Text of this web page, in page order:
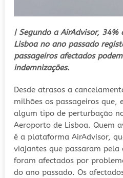
| Segundo a AirAdvisor,
Lisboa no ano passado
passageiros afectados
indemnizações.
Desde atrasos a
milhões os passageiros que,
algum tipo de perturbação
Aeroporto de Lisboa. Quem
é a plataforma AirAdvisor,
viajantes que passaram
foram afectados por
do ano passado. Os